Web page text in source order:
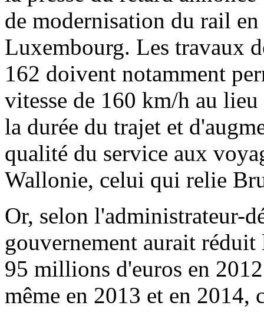
de modernisation du rail
Luxembourg. Les travaux
162 doivent notamment
vitesse de 160 km/h au
la durée du trajet et
qualité du service aux
Wallonie, celui qui relie
Or, selon l'administrateur-
gouvernement aurait
95 millions d'euros en
même en 2013 et en 2014,